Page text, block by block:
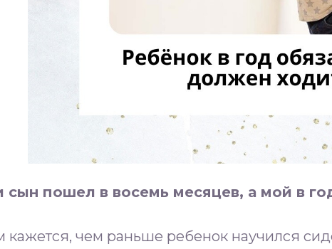
сын пошел в восемь месяцев, а мой в
кажется, чем раньше ребенок научился